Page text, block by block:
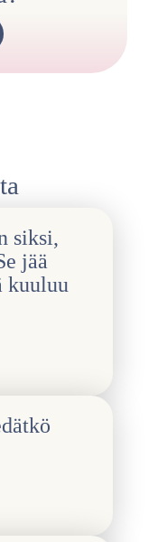
siksi,
jää
kuuluu